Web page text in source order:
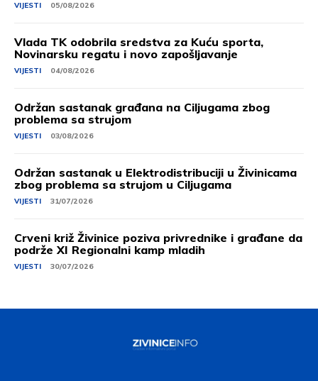
VIJESTI 05/08/2026
Vlada TK odobrila sredstva za Kuću sporta,
Novinarsku regatu i novo zapošljavanje
VIJESTI 04/08/2026
Održan sastanak građana na Ciljugama zbog
problema sa strujom
VIJESTI 03/08/2026
Održan sastanak u Elektrodistribuciji u Živinicama
zbog problema sa strujom u Ciljugama
VIJESTI 31/07/2026
Crveni križ Živinice poziva privrednike i građane da
podrže XI Regionalni kamp mladih
VIJESTI 30/07/2026